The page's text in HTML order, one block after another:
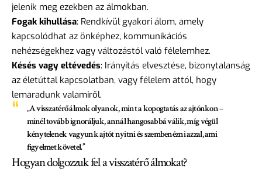
jelenik meg ezekben az álmokban.
Fogak kihullása: Rendkívül gyakori álom, amely
kapcsolódhat az önképhez, kommunikációs
nehézségekhez vagy változástól való félelemhez.
Késés vagy eltévedés: Irányítás elvesztése, bizonytalanság
az életúttal kapcsolatban, vagy félelem attól, hogy
lemaradunk valamiről.
„A visszatérő álmok olyanok, mint a kopogtatás az ajtónkon –
minél tovább ignoráljuk, annál hangosabbá válik, míg végül
kénytelenek vagyunk ajtót nyitni és szembenézni azzal, ami
figyelmet követel.”
Hogyan dolgozzuk fel a visszatérő álmokat?